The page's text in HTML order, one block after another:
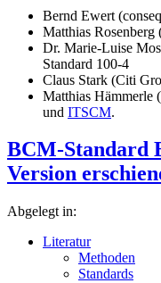
Bernd Ewert
Matthias
Dr. Marie-Luise
Standard 100-4
Claus Stark (Citi
Matthias Hämmerle
und ITSCM.
BCM-Standard
Version
Abgelegt in:
Literatur
Methoden
Standards